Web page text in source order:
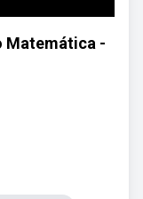
Matemática -